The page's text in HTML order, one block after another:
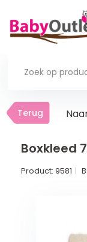
Terug
Thuis
In de box
Muziekmobiel
Terug
Boxkleed
Product: 9581